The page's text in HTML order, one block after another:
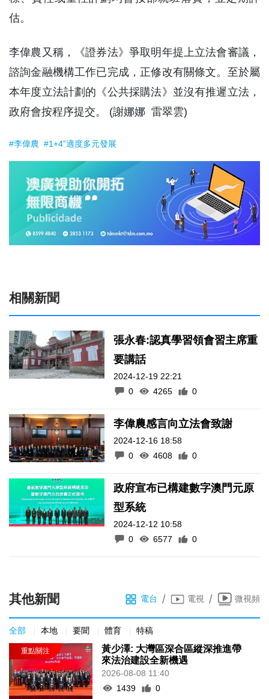
估。
李偉農又稱，《證券法》爭取明年提上立法會審議，
諮詢金融機構工作已完成，正修改有關條文。至於屬
本年度立法計劃的《公共採購法》並沒有推遲立法，
政府會按程序提交。 (謝娜娜 雷翠雲)
#李偉農 #1+4”適度多元發展
相關新聞
張永春:認真學習領會習主席重
要講話
2024-12-19 22:21
0
4265 0
李偉農感言向立法會致謝
2024-12-16 18:58
0
4608 0
政府宣布已構建數字澳門元原
型系統
2024-12-12 10:58
0
6577 0
其他新聞 電台 / 電視 / 微視頻
全部 本地 要聞 體育 特稿
黃少澤: 大灣區深合區縱深推進帶
來法治建設全新機遇
2026-08-08 11:40
1439
0